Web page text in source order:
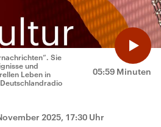
05:59 Minuten
Sie
und
Leben in
2025, 17:30 Uhr